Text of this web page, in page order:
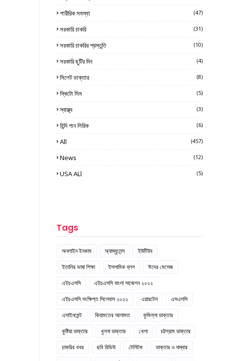
শারীরিক সমস্যা (47)
সরকারি চাকরি (31)
সরকারি চাকরির প্রস্তুতি (10)
সরকারি ছুটির দিন (4)
সিলেট ডাক্তার (8)
স্কিটো সিম (5)
স্বাস্থ্য (3)
হিন্দি গান লিরিক (6)
All (457)
News (12)
USA ALl (5)
Tags
অনলাইন ইনকাম অ্যাম্বুলেন্স
ইউটিউব
ইতালির ভাষা শিক্ষা
ইসলামিক ব্লগ
ঈদের মেসেজ
এইচএসসি
এইচএসসি বাংলা সাজেশন ২০২২
এইচএসসি সংক্ষিপ্ত সিলেবাস ২০২২
এয়ারটেল
এসএসসি
এসাইনমেন্ট
কিয়ামতের আলামত
কুমিল্লা ডাক্তার
কুষ্টিয়া ডাক্তার
খুলনা ডাক্তার খেলা
চট্টগ্রাম ডাক্তার
চাকরির খবর
ছবি রিভিউ টেলিটক
ডাক্তার ও নাম্বার